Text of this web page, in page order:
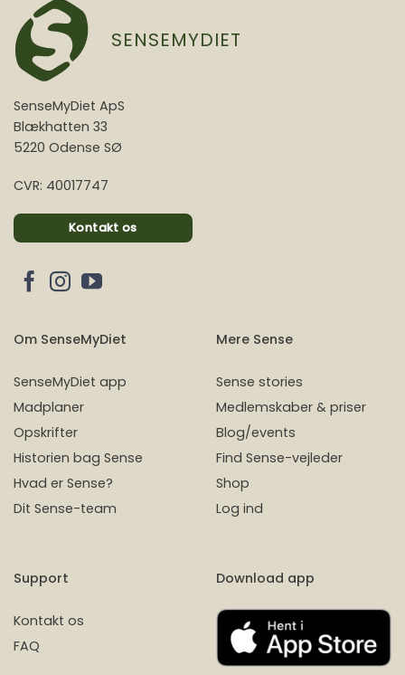
SENSEMYDIET
SenseMyDiet ApS
Blækhatten 33
5220 Odense SØ
CVR: 40017747
Kontakt os
Om SenseMyDiet
SenseMyDiet app
Madplaner
Opskrifter
Historien bag Sense
Hvad er Sense?
Dit Sense-team
Mere Sense
Sense stories
Medlemskaber & priser
Blog/events
Find Sense-vejleder
Shop
Log ind
Support
Kontakt os
FAQ
Download app